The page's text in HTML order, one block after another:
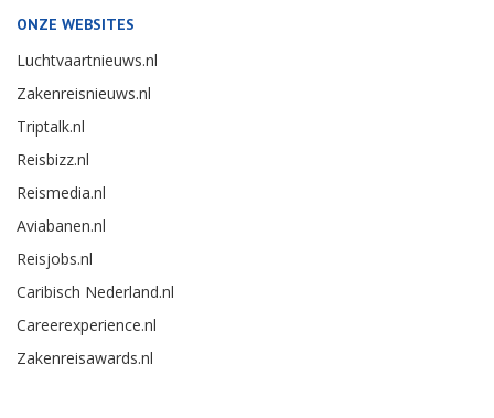
ONZE WEBSITES
Luchtvaartnieuws.nl
Zakenreisnieuws.nl
Triptalk.nl
Reisbizz.nl
Reismedia.nl
Aviabanen.nl
Reisjobs.nl
Caribisch Nederland.nl
Careerexperience.nl
Zakenreisawards.nl